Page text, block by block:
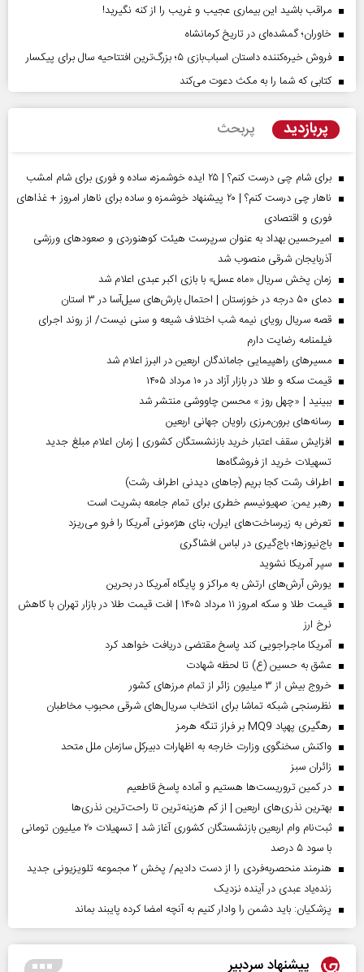
مراقب باشید این بیماری عجیب و غریب را از کنه نگیرید!
خاوران؛ گمشده‌ای در تاریخ کرمانشاه
فروش خیره‌کننده داستان اسباب‌بازی ۵؛ بزرگ‌ترین افتتاحیه سال برای پیکسار
کتابی که شما را به مکث دعوت می‌کند
پربازدید پربحث
برای شام چی درست کنم؟ | ۲۵ ایده خوشمزه، ساده و فوری برای شام امشب
ناهار چی درست کنم؟ | ۲۰ پیشنهاد خوشمزه و ساده برای ناهار امروز + غذاهای
فوری و اقتصادی
امیرحسین بهداد به عنوان سرپرست هیئت کوهنوردی و صعودهای ورزشی
آذربایجان شرقی منصوب شد
زمان پخش سریال «ماه عسل» با بازی اکبر عبدی اعلام شد
دمای ۵۰ درجه در خوزستان | احتمال بارش‌های سیل‌آسا در ۳ استان
قصه سریال رویای نیمه شب اختلاف شیعه و سنی نیست/ از روند اجرای
فیلمنامه رضایت دارم
مسیر‌های راهپیمایی جاماندگان اربعین در البرز اعلام شد
قیمت سکه و طلا در بازار آزاد در ۱۰ مرداد ۱۴۰۵
ببینید | «چهل روز » محسن چاووشی منتشر شد
رسانه‌های برون‌مرزی راویان جهانی اربعین
افزایش سقف اعتبار خرید بازنشستگان کشوری | زمان اعلام مبلغ جدید
تسهیلات خرید از فروشگاه‌ها
اطراف رشت کجا بریم (جاهای دیدنی اطراف رشت)
رهبر یمن: صهیونیسم خطری برای تمام جامعه بشریت است
تعرض به زیرساخت‌های ایران، بنای هژمونی آمریکا را فرو می‌ریزد
باج‌نیوزها؛ باج‌گیری در لباس افشاگری
سپر آمریکا نشوید
یورش آرش‌های ارتش به مراکز و پایگاه‌ آمریکا در بحرین
قیمت طلا و سکه امروز ۱۱ مرداد ۱۴۰۵ | افت قیمت طلا در بازار تهران با کاهش
نرخ ارز
آمریکا ماجراجویی کند پاسخ مقتضی دریافت خواهد کرد
عشق به حسین (ع) تا لحظه شهادت
خروج بیش از ۳ میلیون زائر از تمام مرز‌های کشور
نظرسنجی شبکه تماشا برای انتخاب سریال‌های شرقی محبوب مخاطبان
رهگیری پهپاد MQ9 بر فراز تنگه هرمز
واکنش سخنگوی وزارت خارجه به اظهارات دبیرکل سازمان ملل متحد
‌زائران سبز
در کمین تروریست‌ها هستیم و آماده پاسخ قاطعیم
بهترین نذری‌های اربعین | از کم هزینه‌ترین تا راحت‌ترین نذری‌ها
ثبت‌نام وام اربعین بازنشستگان کشوری آغاز شد | تسهیلات ۲۰ میلیون تومانی
با سود ۵ درصد
هنرمند منحصر‌به‌فردی را از دست دادیم/ پخش ۲ مجموعه تلویزیونی جدید
زنده‌یاد عبدی در آینده نزدیک
پزشکیان: باید دشمن را وادار کنیم به آنچه امضا کرده پایبند بماند
پیشنهاد سردبیر